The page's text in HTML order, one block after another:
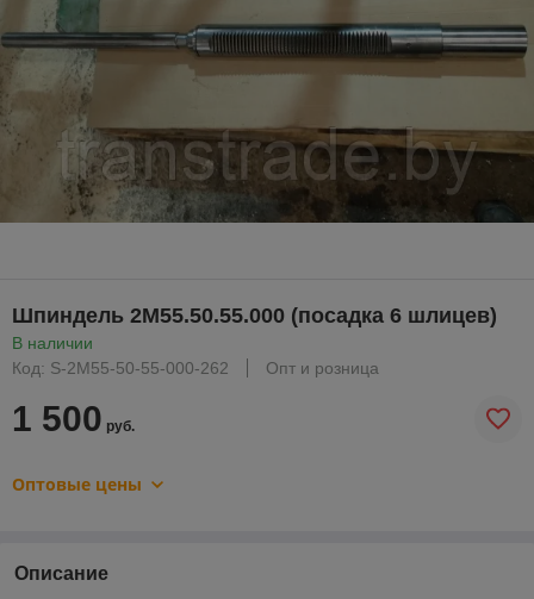
Шпиндель 2М55.50.55.000 (посадка 6 шлицев)
В наличии
Код: S-2M55-50-55-000-262
Опт и розница
1 500 руб.
Оптовые цены
Описание